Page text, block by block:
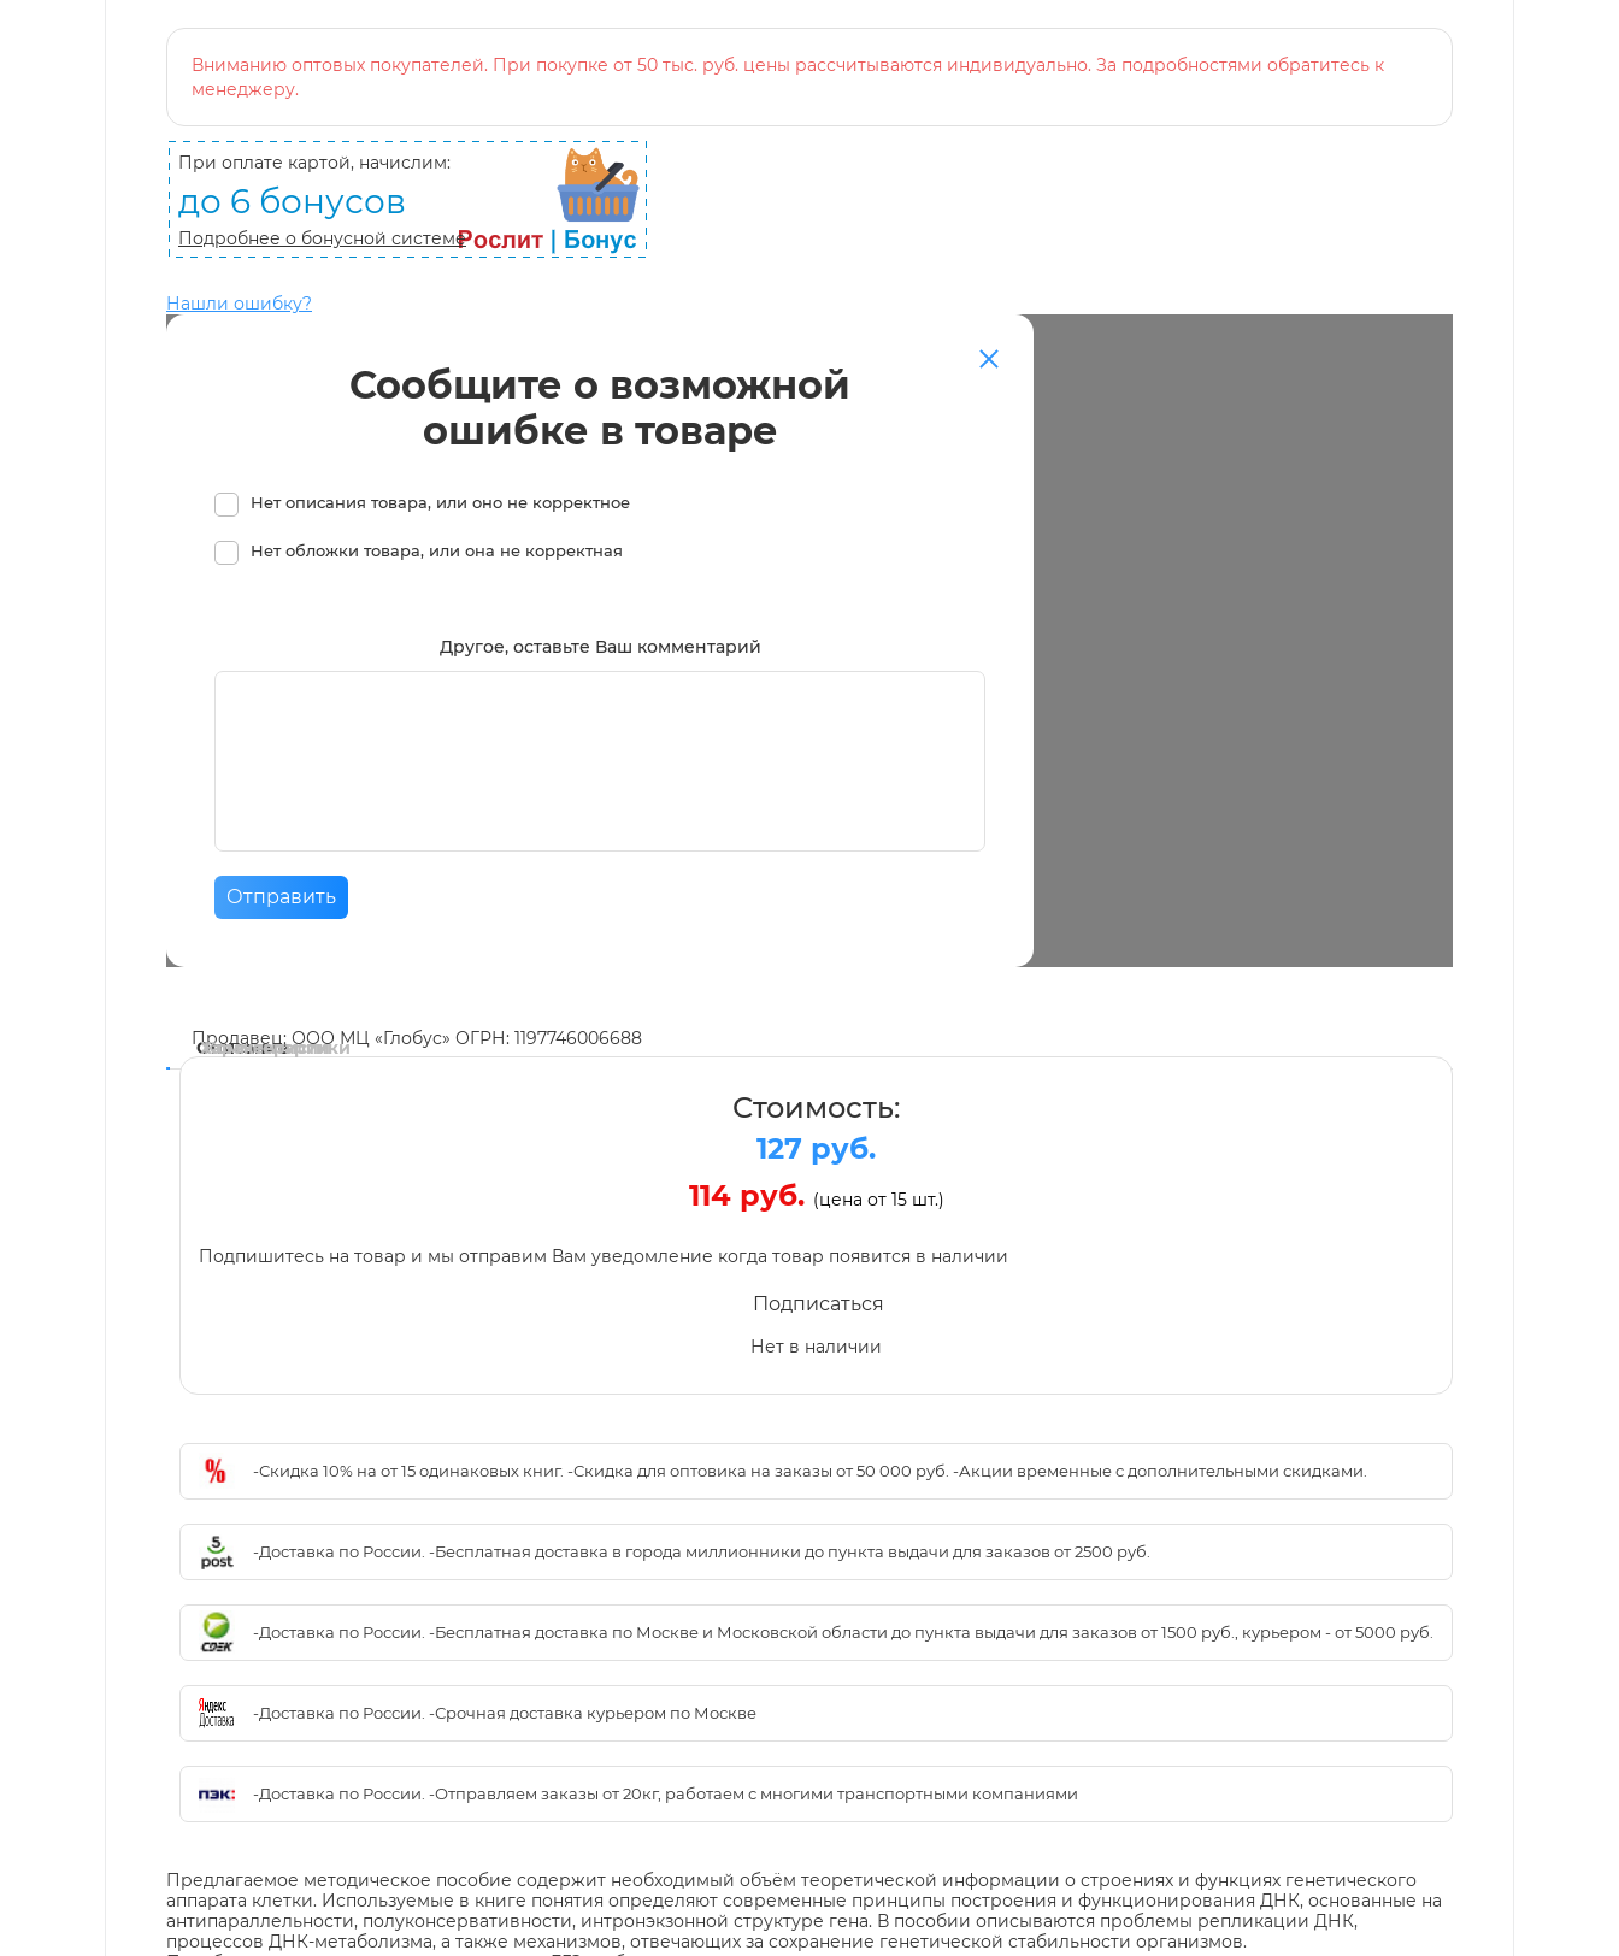
Вниманию оптовых покупателей. При покупке от 50 тыс. руб. цены рассчитываются индивидуально. За подробностями обратитесь к
менеджеру.
При оплате картой, начислим:
до 6 бонусов
Подробнее о бонусной системе
Нашли ошибку?
Сообщите о возможной
ошибке в товаре
Нет описания товара, или оно не корректное
Нет обложки товара, или она не корректная
Другое, оставьте Ваш комментарий
Отправить
Продавец: ООО МЦ «Глобус» ОГРН: 1197746006688
Стоимость:
127 руб.
114 руб. (цена от 15 шт.)
Подпишитесь на товар и мы отправим Вам уведомление когда товар появится в наличии
Подписаться
Нет в наличии
-Скидка 10% на от 15 одинаковых книг. -Скидка для оптовика на заказы от 50 000 руб. -Акции временные с дополнительными скидками.
-Доставка по России. -Бесплатная доставка в города миллионники до пункта выдачи для заказов от 2500 руб.
-Доставка по России. -Бесплатная доставка по Москве и Московской области до пункта выдачи для заказов от 1500 руб., курьером - от 5000 руб.
-Доставка по России. -Срочная доставка курьером по Москве
-Доставка по России. -Отправляем заказы от 20кг, работаем с многими транспортными компаниями
Описание
Характеристики
Комментарии
Предлагаемое методическое пособие содержит необходимый объём теоретической информации о строениях и функциях генетического
аппарата клетки. Используемые в книге понятия определяют современные принципы построения и функционирования ДНК, основанные на
антипараллельности, полуконсервативности, интронэкзонной структуре гена. В пособии описываются проблемы репликации ДНК,
процессов ДНК-метаболизма, а также механизмов, отвечающих за сохранение генетической стабильности организмов.